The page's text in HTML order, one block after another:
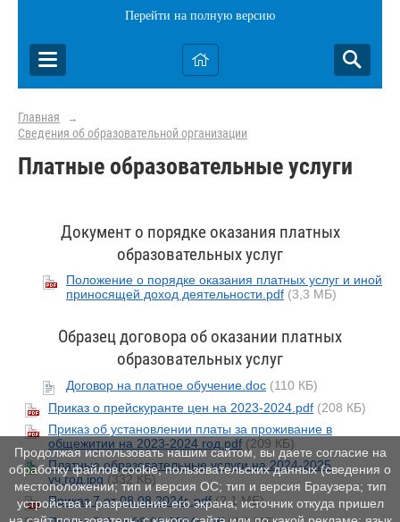
Перейти на полную версию
Главная →
Сведения об образовательной организации
Платные образовательные услуги
Документ о порядке оказания платных
образовательных услуг
Положение о порядке оказания платных услуг и иной
приносящей доход деятельности.pdf (3,3 МБ)
Образец договора об оказании платных
образовательных услуг
Договор на платное обучение.doc (110 КБ)
Приказ о прейскуранте цен на 2023-2024.pdf (208 КБ)
Приказ об установлении платы за проживание в
общежитии на 2023-2024 год.pdf (209 КБ)
Платные образовательные услуги на 2024-2025
уч.год.jpg (332 КБ)
Приказ 7 от 08.08.2024г..pdf (2,1 МБ)
Продолжая использовать нашим сайтом, вы даете согласие на
обработку файлов cookie, пользовательских данных (сведения о
местоположении; тип и версия ОС; тип и версия Браузера; тип
устройства и разрешение его экрана; источник откуда пришел